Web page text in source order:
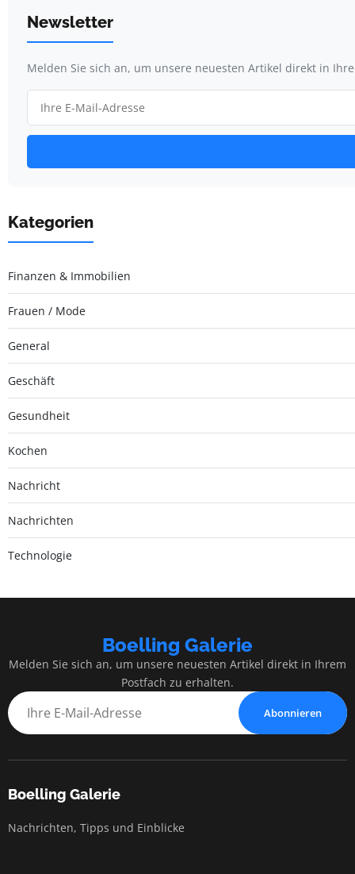
Newsletter
Melden Sie sich an, um unsere neuesten Artikel direkt in
Kategorien
Finanzen & Immobilien
Frauen / Mode
General
Geschäft
Gesundheit
Kochen
Nachricht
Nachrichten
Technologie
Boelling Galerie
Melden Sie sich an, um unsere neuesten Artikel direkt in Ihrem
Postfach zu erhalten.
Abonnieren
Boelling Galerie
Nachrichten, Tipps und Einblicke